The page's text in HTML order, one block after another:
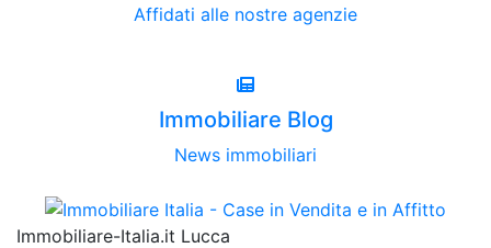
Affidati alle nostre agenzie
Immobiliare Blog
News immobiliari
Immobiliare-Italia.it Lucca